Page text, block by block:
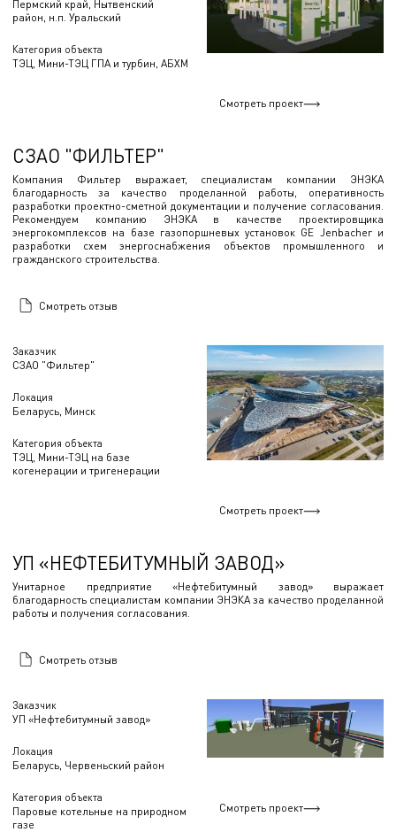
Пермский край, Нытвенский
район, н.п. Уральский
Категория объекта
ТЭЦ, Мини-ТЭЦ ГПА и турбин, АБХМ
Смотреть проект
Заказчик
СЗАО "Фильтер"
Локация
Беларусь, Минск
Категория объекта
ТЭЦ, Мини-ТЭЦ на базе
когенерации и тригенерации
СЗАО "ФИЛЬТЕР"
Компания Фильтер выражает, специалистам компании ЭНЭКА
благодарность за качество проделанной работы, оперативность
разработки проектно-сметной документации и получение согласования.
Рекомендуем компанию ЭНЭКА в качестве проектировщика
энергокомплексов на базе газопоршневых установок GE Jenbacher и
разработки схем энергоснабжения объектов промышленного и
гражданского строительства.
Смотреть отзыв
Смотреть проект
Заказчик
УП «Нефтебитумный завод»
Локация
Беларусь, Червеньский район
Категория объекта
Паровые котельные на природном
газе
УП «НЕФТЕБИТУМНЫЙ ЗАВОД»
Унитарное предприятие «Нефтебитумный завод» выражает
благодарность специалистам компании ЭНЭКА за качество проделанной
работы и получения согласования.
Смотреть отзыв
Смотреть проект